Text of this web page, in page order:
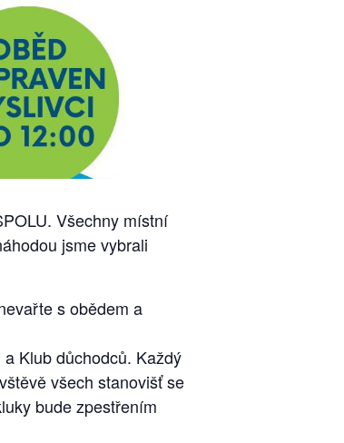
Všechny místní
jsme vybrali
s obědem a
Klub důchodců. Každý
všech stanovišť se
bude zpestřením